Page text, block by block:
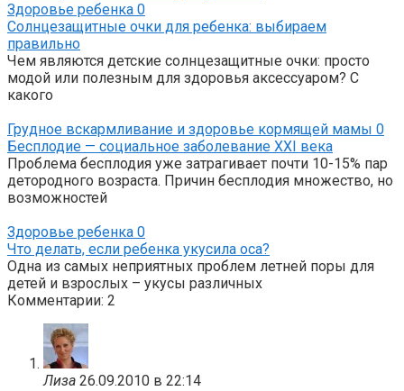
Здоровье ребенка 0
Солнцезащитные очки для ребенка: выбираем
правильно
Чем являются детские солнцезащитные очки: просто
модой или полезным для здоровья аксессуаром? С
какого
Грудное вскармливание и здоровье кормящей мамы 0
Бесплодие — социальное заболевание XXI века
Проблема бесплодия уже затрагивает почти 10-15% пар
детородного возраста. Причин бесплодия множество, но
возможностей
Здоровье ребенка 0
Что делать, если ребенка укусила оса?
Одна из самых неприятных проблем летней поры для
детей и взрослых – укусы различных
Комментарии: 2
Лиза 26.09.2010 в 22:14